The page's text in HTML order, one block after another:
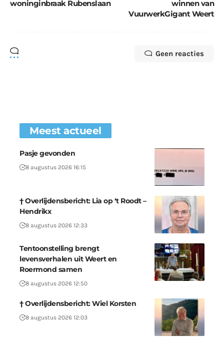
woninginbraak Rubenslaan
winnen van
VuurwerkGigant Weert
Geen reacties
Meest actueel
Pasje gevonden
8 augustus 2026 16:15
† Overlijdensbericht: Lia op ‘t Roodt –
Hendrikx
8 augustus 2026 12:33
Tentoonstelling brengt
levensverhalen uit Weert en
Roermond samen
8 augustus 2026 12:50
† Overlijdensbericht: Wiel Korsten
8 augustus 2026 12:03